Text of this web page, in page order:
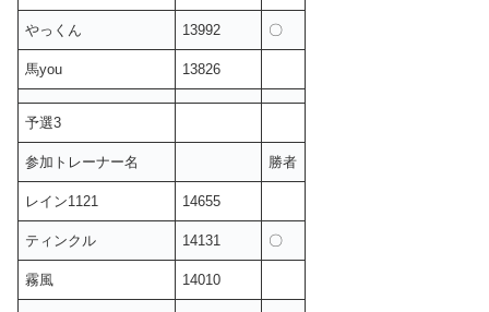
やっくん 13992 〇
馬you 13826
予選3
参加トレーナー名 勝者
レイン1121 14655
ティンクル 14131 〇
霧風 14010